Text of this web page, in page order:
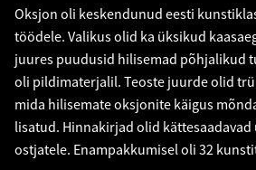
Oksjon oli keskendunud eesti
töödele. Valikus olid ka üksikud
juures puudusid hilisemad põhjalikud
oli pildimaterjalil. Teoste juurde olid
mida hilisemate oksjonite käigus
lisatud. Hinnakirjad olid kättesaadavad
ostjatele. Enampakkumisel oli 32